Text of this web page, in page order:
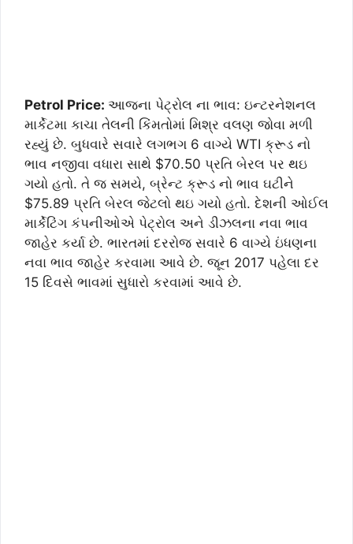
Petrol Price: આજના પેટ્રોલ ના ભાવ: ઇન્ટરનેશનલ
માર્કેટમા કાચા તેલની કિંમતોમાં મિશ્ર વલણ જોવા મળી
રહ્યું છે. બુધવારે સવારે લગભગ 6 વાગ્યે WTI ક્રૂડ નો
ભાવ નજીવા વધારા સાથે $70.50 પ્રતિ બેરલ પર થઇ
ગયો હતો. તે જ સમયે, બ્રેન્ટ ક્રૂડ નો ભાવ ઘટીને
$75.89 પ્રતિ બેરલ જેટલો થઇ ગયો હતો. દેશની ઓઈલ
માર્કેટિંગ કંપનીઓએ પેટ્રોલ અને ડીઝલના નવા ભાવ
જાહેર કર્યા છે. ભારતમાં દરરોજ સવારે 6 વાગ્યે ઇંધણના
નવા ભાવ જાહેર કરવામા આવે છે. જૂન 2017 પહેલા દર
15 દિવસે ભાવમાં સુધારો કરવામાં આવે છે.